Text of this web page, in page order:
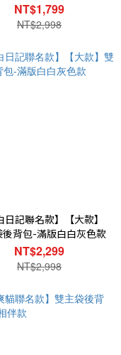
NT$1,799
NT$2,998
日記聯名款】【大款】
後背包-滿版白白灰色款
NT$2,299
NT$2,998